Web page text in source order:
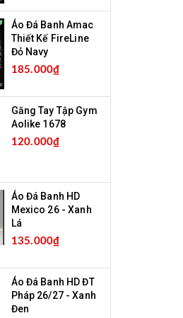
Áo Đá Banh Amac
Thiết Kế FireLine
Đỏ Navy
185.000₫
Găng Tay Tập Gym
Aolike 1678
120.000₫
Áo Đá Banh HD
Mexico 26 - Xanh
Lá
135.000₫
Áo Đá Banh HD ĐT
Pháp 26/27 - Xanh
Đen